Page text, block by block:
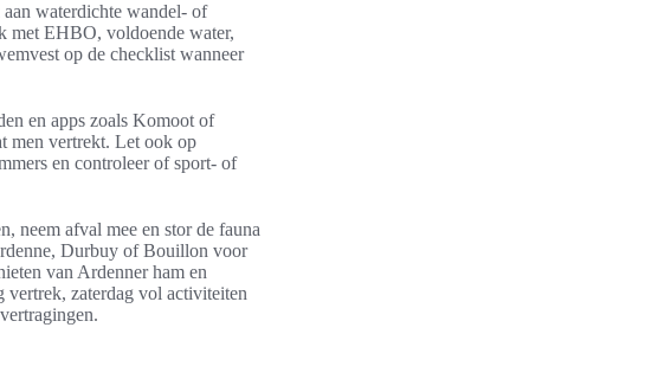
waterdichte wandel- of
met EHBO, voldoende water,
op de checklist wanneer
en apps zoals Komoot of
men vertrekt. Let ook op
en controleer of sport- of
neem afval mee en stor de fauna
Durbuy of Bouillon voor
van Ardenner ham en
vertrek, zaterdag vol activiteiten